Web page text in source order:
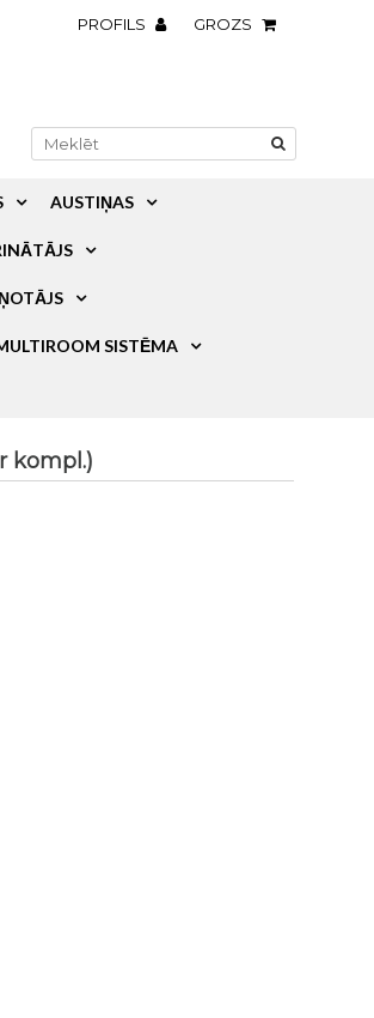
PROFILS GROZS
AUSTIŅAS
SISTĒMA
kompl.)